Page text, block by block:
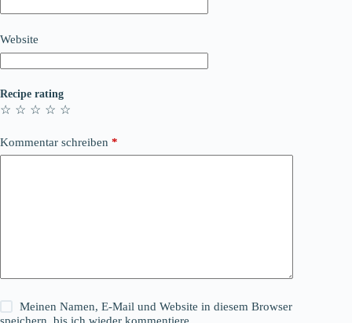
Website
Recipe rating
☆
☆
☆
☆
☆
Kommentar schreiben *
Meinen Namen, E-Mail und Website in diesem Browser